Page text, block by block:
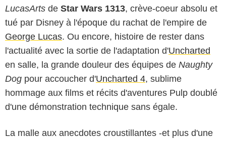
LucasArts de Star Wars 1313, crève-coeur absolu et
tué par Disney à l'époque du rachat de l'empire de
George Lucas. Ou encore, histoire de rester dans
l'actualité avec la sortie de l'adaptation d'Uncharted
en salle, la grande douleur des équipes de Naughty
Dog pour accoucher d'Uncharted 4, sublime
hommage aux films et récits d'aventures Pulp doublé
d'une démonstration technique sans égale.
La malle aux anecdotes croustillantes -et plus d'une